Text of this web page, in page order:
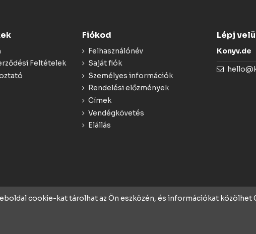
Feltételek
Fiókod
Felhasználónév
Saját fiók
Személyes információk
Rendelési előzmények
Címek
Vendégkövetés
Elállás
Lépj
Konyv.de
rendszerek ❤️-vel és szakértelmmel
cookie-kat tárolhat az Ön eszközén, és információkat közölhet